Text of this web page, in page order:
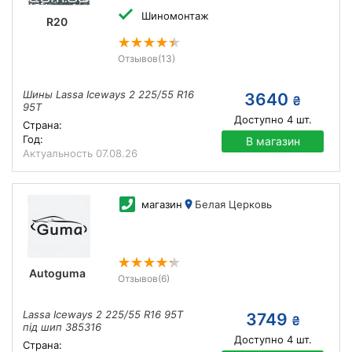
R20 Шиномонтаж
Отзывов(13)
Шины Lassa Iceways 2 225/55 R16
95T
Страна:
Год:
Актуальность 07.08.26
3640 ₴
Доступно 4шт.
В магазин
Autoguma
магазин Белая Церковь
Отзывов(6)
Lassa Iceways 2 225/55 R16 95T
під шип 385316
Страна:
3749 ₴
Доступно 4шт.